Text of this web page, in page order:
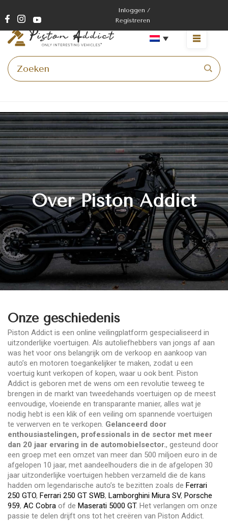
Inloggen /
Registreren
Over Piston Addict
Onze geschiedenis
Piston Addict is een online veilingplatform gespecialiseerd in
uitzonderlijke voertuigen. Als autoliefhebbers van jongs af aan
was het voor ons belangrijk om de verkoop en aankoop van
auto’s en motoren toegankelijker te maken, zodat u een
voertuig kunt verkopen of kopen, waar u ook bent. Piston
Addict is geboren met de wens om een revolutie teweeg te
brengen in de markt van tweedehands voertuigen op de meest
eenvoudige, vloeiende en transparante manier, alles wat je
nodig hebt is een klik of een veiling om spannende voertuigen
te verwerven en te verkopen. Gelanceerd door
enthousiastelingen, professionals in de sector met meer
dan 20 jaar ervaring in de automobielsector., gesteund door
een groep met een omzet van meer dan 500 miljoen euro in de
afgelopen 10 jaar, met aandeelhouders die in de afgelopen 30
jaar uitzonderlijke voertuigen hebben verzameld die de kans
hadden om legendarische auto’s te bezitten zoals de Ferrari
250 GTO, Ferrari 250 GT SWB, Lamborghini Miura SV, Porsche
959, AC Cobra of de Maserati 5000 GT. Het verlangen om onze
passie te delen drijft ons tot het creëren van Piston Addict.